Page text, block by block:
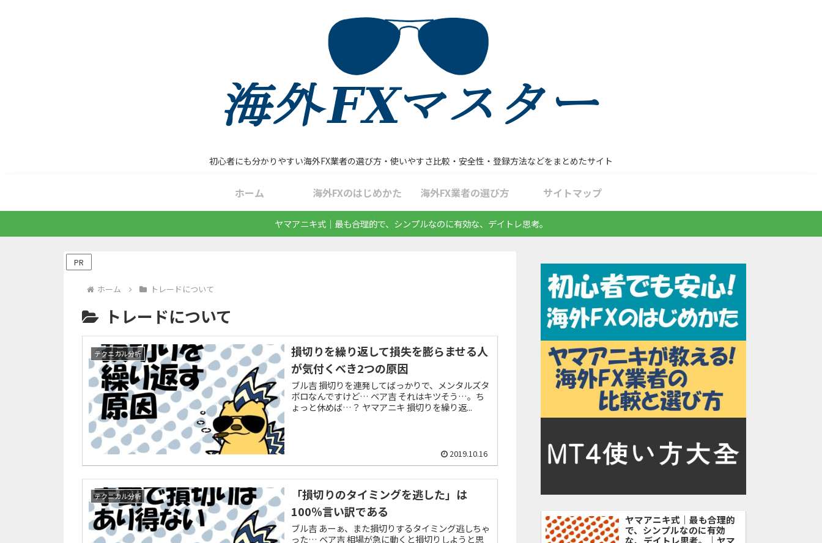
初心者にも分かりやすい海外FX業者の選び方・使いやすさ比較・安全性・登録方法などをまとめたサイト
ホーム 海外FXのはじめかた 海外FX業者の選び方 サイトマップ
ヤマアニキ式｜最も合理的で、シンプルなのに有効な、デイトレ思考。
PR
ホーム トレードについて
トレードについて
テクニカル分析
損切りを繰り返して損失を膨らませる人
が気付くべき2つの原因
ブル吉 損切りを連発してばっかりで、メンタルズタ
ボロなんですけど… ベア吉 それはキツそう…。ち
ょっと休めば…？ ヤマアニキ 損切りを繰り返...
2019.10.16
テクニカル分析
「損切りのタイミングを逃した」は
100％言い訳である
ブル吉 あーぁ、また損切りするタイミング逃しちゃ
った… ベア吉 相場が急に動くと損切りしようと思
ヤマアニキ式｜最も合理的
で、シンプルなのに有効
な、デイトレ思考。｜ヤマ